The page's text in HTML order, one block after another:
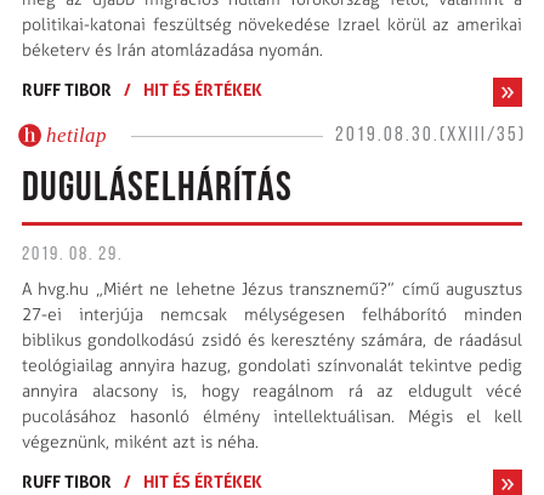
politikai-katonai feszültség növekedése Izrael körül az amerikai
béketerv és Irán atomlázadása nyomán.
RUFF TIBOR
/ HIT ÉS ÉRTÉKEK
hetilap 2019.08.30.(XXIII/35)
DUGULÁSELHÁRÍTÁS
2019. 08. 29.
A hvg.hu „Miért ne lehetne Jézus transznemű?” című augusztus
27-ei interjúja nemcsak mélységesen felháborító minden
biblikus gondolkodású zsidó és keresztény számára, de ráadásul
teológiailag annyira hazug, gondolati színvonalát tekintve pedig
annyira alacsony is, hogy reagálnom rá az eldugult vécé
pucolásához hasonló élmény intellektuálisan. Mégis el kell
végeznünk, miként azt is néha.
RUFF TIBOR
/ HIT ÉS ÉRTÉKEK